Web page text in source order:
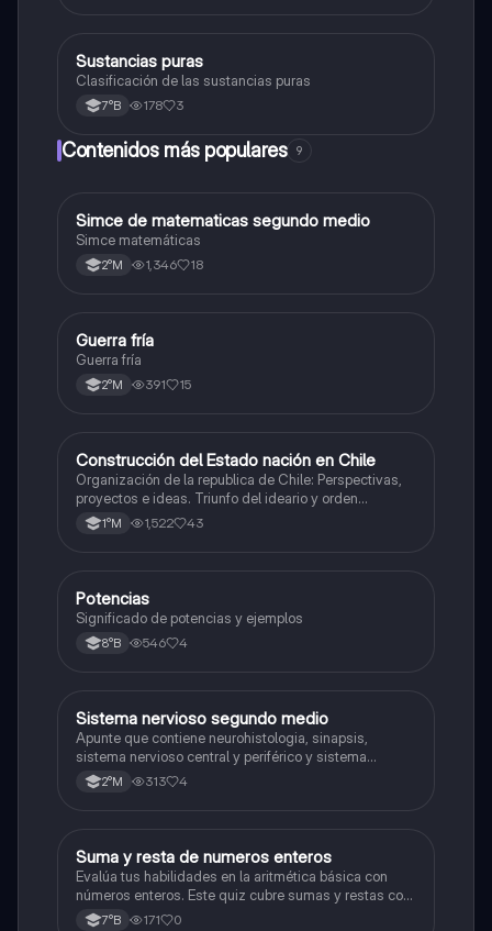
Ciencias Naturales
Sustancias puras
Clasificación de las sustancias puras
7°B 178 3
Contenidos más populares 9
Matemáticas
Simce de matematicas segundo medio
Simce matemáticas
2°M 1,346 18
Historia
Guerra fría
Guerra fría
2°M 391 15
Historia
Construcción del Estado nación en Chile
Organización de la republica de Chile: Perspectivas,
proyectos e ideas. Triunfo del ideario y orden
conservador. Constitución de 1833. "Era Portaliana"
1°M 1,522 43
Matemáticas
Potencias
Significado de potencias y ejemplos
8°B 546 4
Biología
Sistema nervioso segundo medio
Apunte que contiene neurohistologia, sinapsis,
sistema nervioso central y periférico y sistema
endocrino
2°M 313 4
SMatemáticas
Suma y resta de numeros enteros
Evalúa tus habilidades en la aritmética básica con
números enteros. Este quiz cubre sumas y restas con
números positivos y negativos.
7°B 171 0